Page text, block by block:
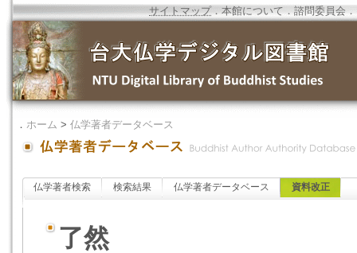
サイトマップ．本館について ．諮問委員会 ．
． ホーム > 仏学著者データベース
仏学著者検索 検索結果 仏学著者データベース 資料改正
了然